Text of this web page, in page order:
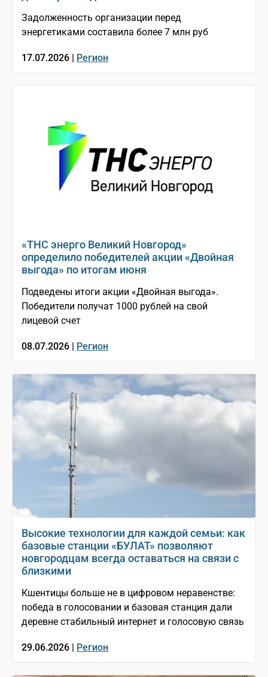
Задолженность организации перед
энергетиками составила более 7 млн руб
17.07.2026 | Регион
«ТНС энерго Великий Новгород»
определило победителей акции «Двойная
выгода» по итогам июня
Подведены итоги акции «Двойная выгода».
Победители получат 1000 рублей на свой
лицевой счет
08.07.2026 | Регион
Высокие технологии для каждой семьи: как
базовые станции «БУЛАТ» позволяют
новгородцам всегда оставаться на связи с
близкими
Кшентицы больше не в цифровом неравенстве:
победа в голосовании и базовая станция дали
деревне стабильный интернет и голосовую связь
29.06.2026 | Регион